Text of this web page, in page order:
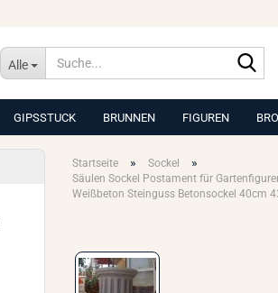
Alle
GIPSSTUCK BRUNNEN FIGUREN
Startseite » Sockel »
Säulen Sockel Postament für
Weißbeton Steinguss Betonsockel 40cm